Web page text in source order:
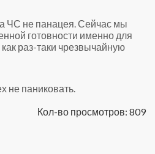
ЧС не панацея. Сейчас мы
готовности именно для
раз-таки чрезвычайную
не паниковать.
Кол-во просмотров: 809